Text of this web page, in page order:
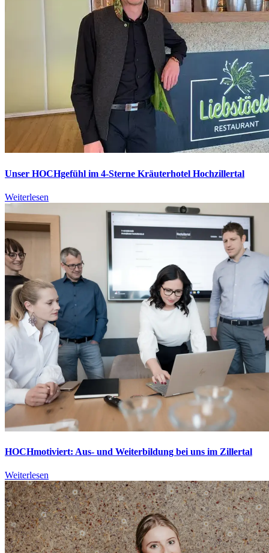
Unser HOCHgefühl im 4-Sterne Kräuterhotel Hochzillertal
Weiterlesen
HOCHmotiviert: Aus- und Weiterbildung bei uns im Zillertal
Weiterlesen